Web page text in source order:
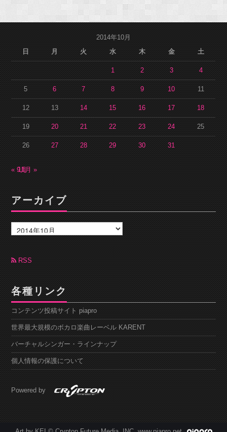
2014年10月
日
月 火 水 木 金 土
1 2 3 4
5 6 7 8 9 10 11
12 13 14 15 16 17 18
19 20 21 22 23 24 25
26 27 28 29 30 31
« 9月
11月 »
アーカイブ
ー
カ
ブRSS
各種リンク
コンテンツ投稿サイト piapro
世界最大規模のボカロ楽曲レーベル KARENT
バーチャルシンガー・ラインナップ
個人情報の保護について
Powered by